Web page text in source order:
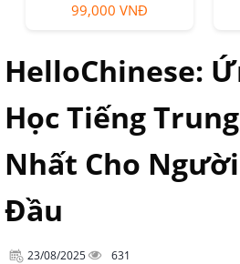
99,000 VNĐ
HelloChinese:
Học Tiếng
Nhất Cho
Đầu
23/08/2025 631